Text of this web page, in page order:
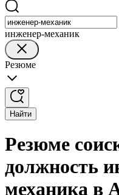
инженер-механик
Резюме
Найти
Резюме
должность
механика в